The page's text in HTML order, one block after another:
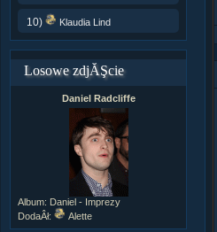
10) Klaudia Lind
Losowe zdjĂŞcie
Daniel Radcliffe
Album: Daniel - Imprezy
DodaÂł:
Alette